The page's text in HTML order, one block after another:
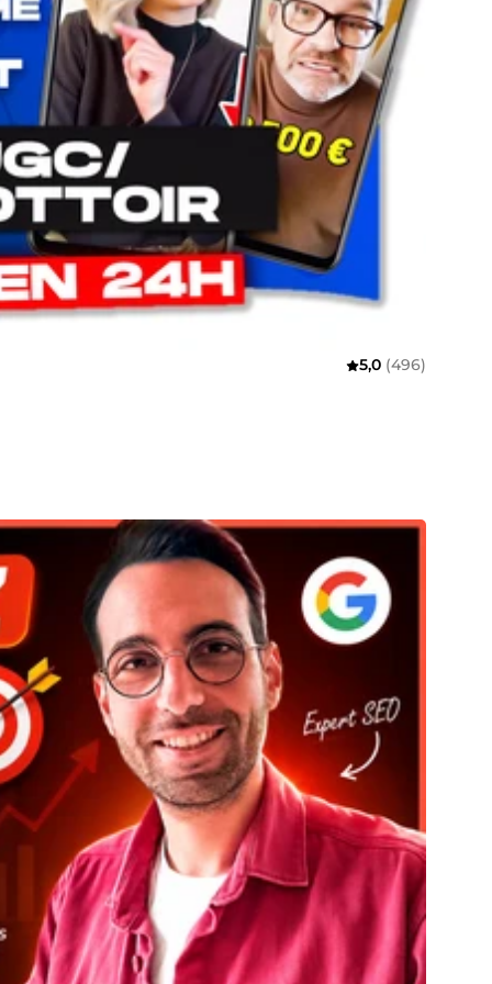
5,0 (496)